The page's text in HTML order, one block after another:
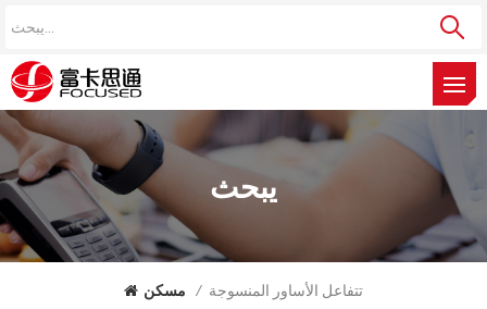
يبحث
مسكن / تتفاعل الأساور المنسوجة